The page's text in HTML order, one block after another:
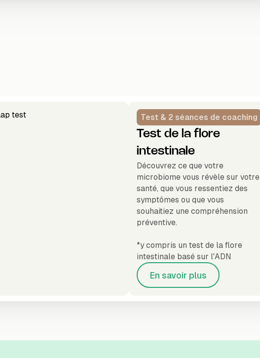
Test & 2 séances de coaching
Test de la flore
intestinale
Découvrez ce que votre
microbiome vous révèle sur votre
santé, que vous ressentiez des
symptômes ou que vous
souhaitiez une compréhension
préventive.
*y compris un test de la flore
intestinale basé sur l'ADN
En savoir plus